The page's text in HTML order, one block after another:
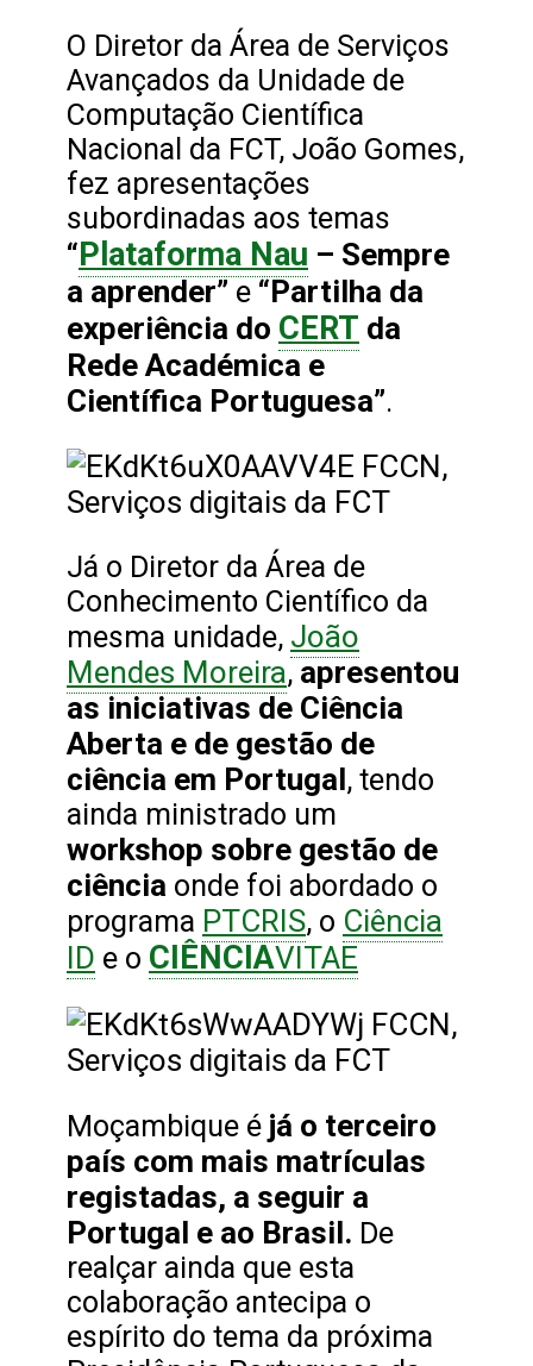
O Diretor da Área de Serviços
Avançados da Unidade de
Computação Científica
Nacional da FCT, João Gomes,
fez apresentações
subordinadas aos temas
“Plataforma Nau – Sempre
a aprender” e “Partilha da
experiência do CERT da
Rede Académica e
Científica Portuguesa”.
Já o Diretor da Área de
Conhecimento Científico da
mesma unidade, João
Mendes Moreira, apresentou
as iniciativas de Ciência
Aberta e de gestão de
ciência em Portugal, tendo
ainda ministrado um
workshop sobre gestão de
ciência onde foi abordado o
programa PTCRIS, o Ciência
ID e o CIÊNCIAVITAE
Moçambique é já o terceiro
país com mais matrículas
registadas, a seguir a
Portugal e ao Brasil. De
realçar ainda que esta
colaboração antecipa o
espírito do tema da próxima